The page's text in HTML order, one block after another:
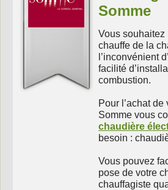
Somme
Vous
chauffe de la
l’inconvénient
facilité
combustion.
Pour l’achat
Somme vous
chaudière
besoin :
Vous pouvez
pose de votre
chauffagiste